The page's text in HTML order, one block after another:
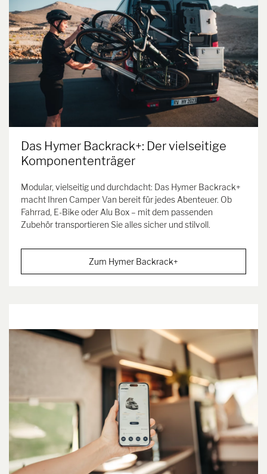
Das Hymer Backrack+: Der vielseitige
Komponententräger
Modular, vielseitig und durchdacht: Das Hymer Backrack+
macht Ihren Camper Van bereit für jedes Abenteuer. Ob
Fahrrad, E-Bike oder Alu Box – mit dem passenden
Zubehör transportieren Sie alles sicher und stilvoll.
Zum Hymer Backrack+